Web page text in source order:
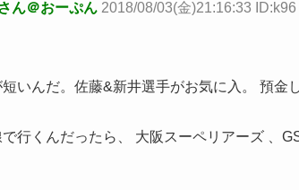
ん＠おーぷん 2018/08/03(金)21:16:33 ID:k96
いんだ。佐藤&新井選手がお気に入。 預金
行くんだったら、 大阪スーペリアーズ 、